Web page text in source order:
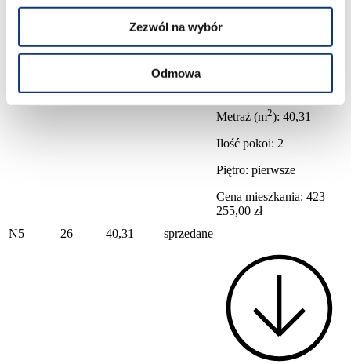
Zezwól na wybór
Odmowa
N5 26 40,31 sprzedane
Metraż (m2): 40,31
Ilość pokoi: 2
Piętro: pierwsze
Cena mieszkania: 423
255,00 zł